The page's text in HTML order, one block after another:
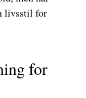
livsstil for
for